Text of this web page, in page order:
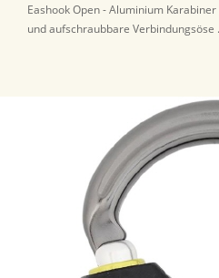
Eashook Open - Aluminium
und aufschraubbare Verbindungsöse